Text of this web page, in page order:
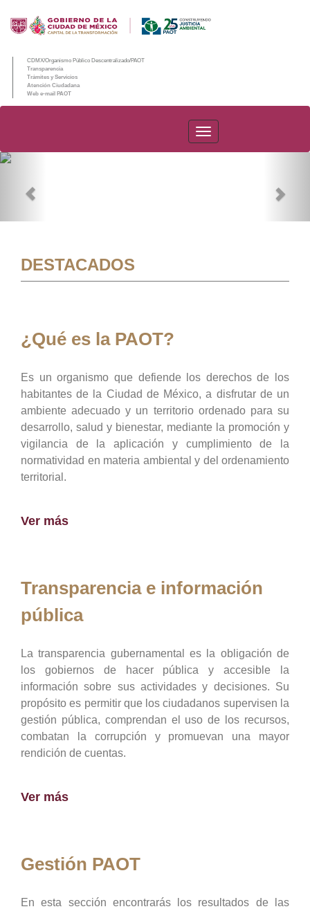
CDMX/Organismo Público Descentralizado/PAOT
Transparencia
Trámites y Servicios
Atención Ciudadana
Web e-mail PAOT
PAOT
DESTACADOS
¿Qué es la PAOT?
Es un organismo que defiende los derechos de los
habitantes de la Ciudad de México, a disfrutar de un
ambiente adecuado y un territorio ordenado para su
desarrollo, salud y bienestar, mediante la promoción y
vigilancia de la aplicación y cumplimiento de la
normatividad en materia ambiental y del ordenamiento
territorial.
Ver más
Transparencia e información
pública
La transparencia gubernamental es la obligación de
los gobiernos de hacer pública y accesible la
información sobre sus actividades y decisiones. Su
propósito es permitir que los ciudadanos supervisen la
gestión pública, comprendan el uso de los recursos,
combatan la corrupción y promuevan una mayor
rendición de cuentas.
Ver más
Gestión PAOT
En esta sección encontrarás los resultados de las